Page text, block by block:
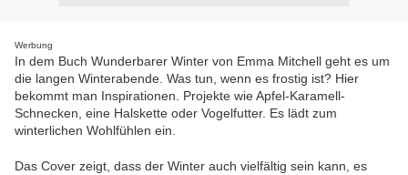
Werbung
In dem Buch Wunderbarer Winter von Emma Mitchell geht es um
die langen Winterabende. Was tun, wenn es frostig ist? Hier
bekommt man Inspirationen. Projekte wie Apfel-Karamell-
Schnecken, eine Halskette oder Vogelfutter. Es lädt zum
winterlichen Wohlfühlen ein.
Das Cover zeigt, dass der Winter auch vielfältig sein kann, es